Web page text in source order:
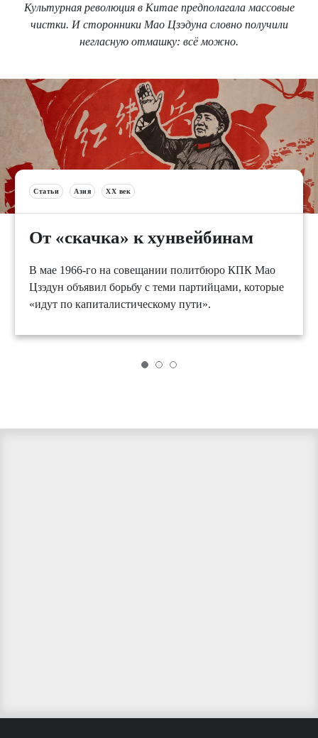
Культурная революция в Китае предполагала массовые
чистки. И сторонники Мао Цзэдуна словно получили
негласную отмашку: всё можно.
Статьи Азия XX век
От «скачка» к хунвейбинам
В мае 1966-го на совещании политбюро КПК Мао
Цзэдун объявил борьбу с теми партийцами, которые
«идут по капиталистическому пути».